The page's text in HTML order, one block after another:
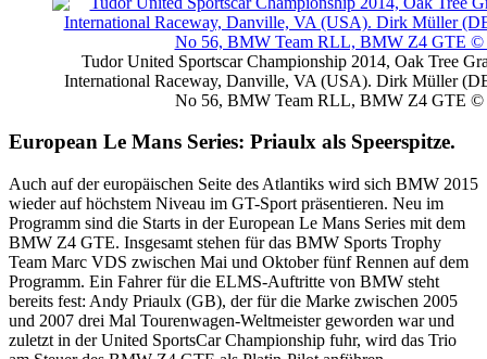
Tudor United Sportscar Championship 2014, Oak Tree
International Raceway, Danville, VA (USA). Dirk Müller
No 56, BMW Team RLL, BMW Z4 GTE
European Le Mans Series: Priaulx als Speerspitze.
Auch auf der europäischen Seite des Atlantiks wird sich BMW 2015
wieder auf höchstem Niveau im GT-Sport präsentieren. Neu im
Programm sind die Starts in der European Le Mans Series mit dem
BMW Z4 GTE. Insgesamt stehen für das BMW Sports Trophy
Team Marc VDS zwischen Mai und Oktober fünf Rennen auf dem
Programm. Ein Fahrer für die ELMS-Auftritte von BMW steht
bereits fest: Andy Priaulx (GB), der für die Marke zwischen 2005
und 2007 drei Mal Tourenwagen-Weltmeister geworden war und
zuletzt in der United SportsCar Championship fuhr, wird das Trio